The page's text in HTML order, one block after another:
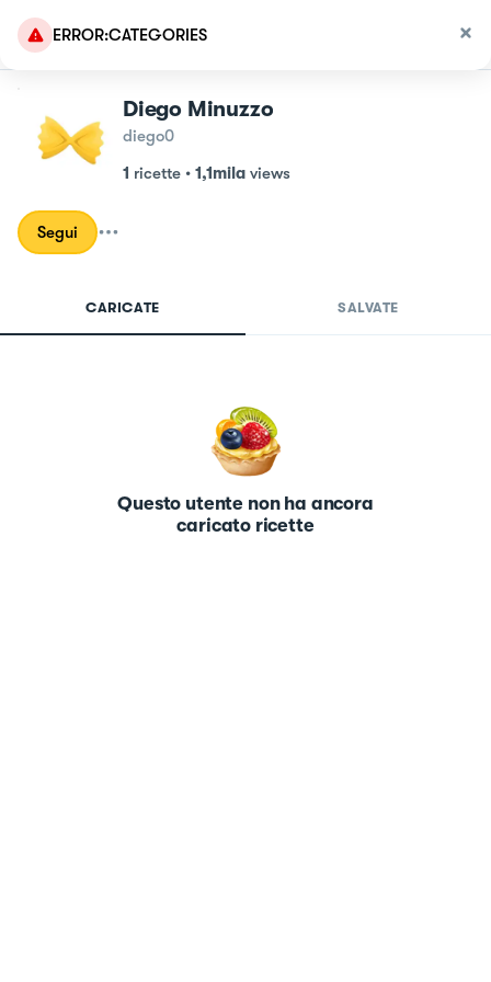
Diego Minuzzo
diego0
1 ricette • 1,1mila views
Segui
CARICATE SALVATE
Questo utente non ha ancora
caricato ricette